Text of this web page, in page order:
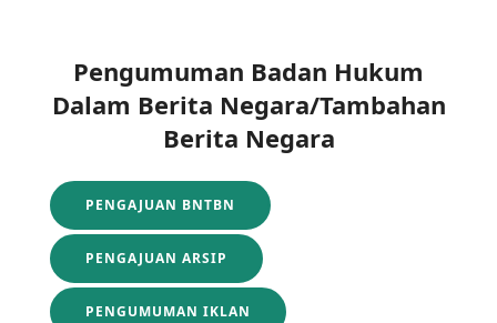
Pengumuman Badan Hukum
Dalam Berita Negara/Tambahan
Berita Negara
PENGAJUAN BNTBN
PENGAJUAN ARSIP
PENGUMUMAN IKLAN